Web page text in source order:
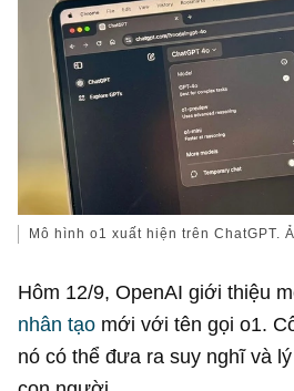
Mô hình o1 xuất hiện trên ChatGPT.
Hôm 12/9, OpenAI giới thiệu
nhân tạo mới với tên gọi o1.
nó có thể đưa ra suy nghĩ và